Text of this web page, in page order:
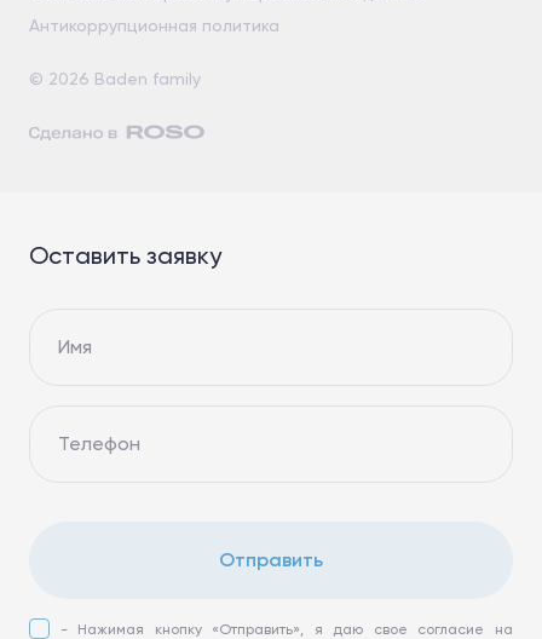
Антикоррупционная политика
© 2026 Baden family
Оставить заявку
Имя
Телефон
Отправить
- Нажимая кнопку «Отправить», я даю свое согласие на